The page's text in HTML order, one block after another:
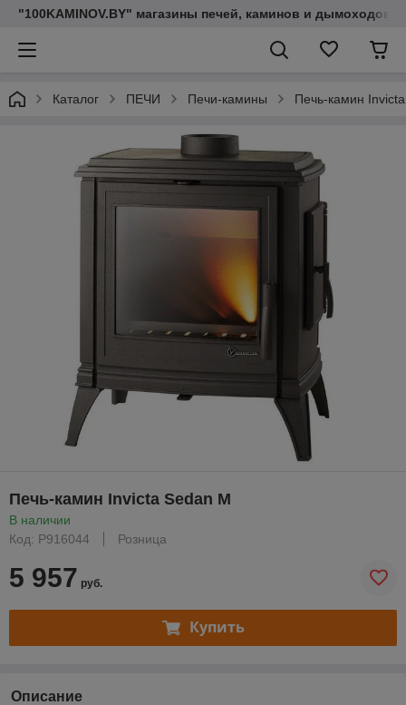
"100KAMINOV.BY" магазины печей, каминов и дымоходов
Каталог ПЕЧИ Печи-камины Печь-камин
Печь-камин Invicta Sedan M
В наличии
Код: P916044
Розница
5 957 руб.
Купить
Описание